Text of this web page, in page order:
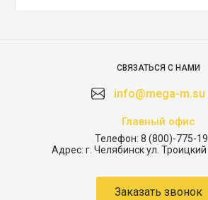
СВЯЗАТЬСЯ С НАМИ
info@mega-m.su
Главный офис
Телефон: 8 (800)-775-
Адрес: г. Челябинск ул.
Заказать звонок